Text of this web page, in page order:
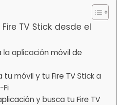
TV Stick desde el
la aplicación móvil de
tu móvil y tu Fire TV Stick a
Fi
y busca tu Fire TV